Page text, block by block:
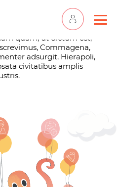
intellego
quam, ut dictum est,
Commagena,
adsurgit, Hierapoli,
civitatibus amplis